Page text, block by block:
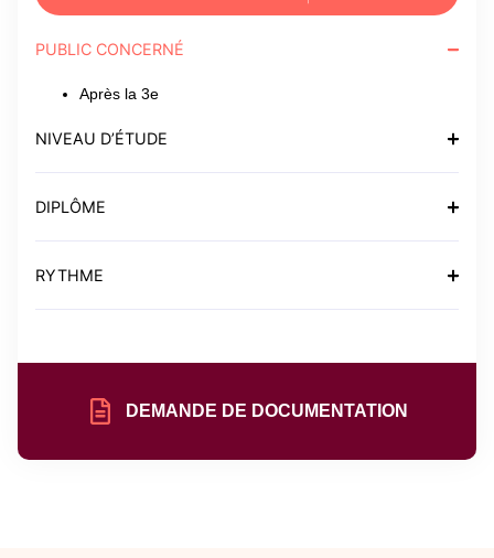
PUBLIC CONCERNÉ
Après la 3e
NIVEAU D’ÉTUDE
DIPLÔME
RYTHME
DEMANDE DE DOCUMENTATION